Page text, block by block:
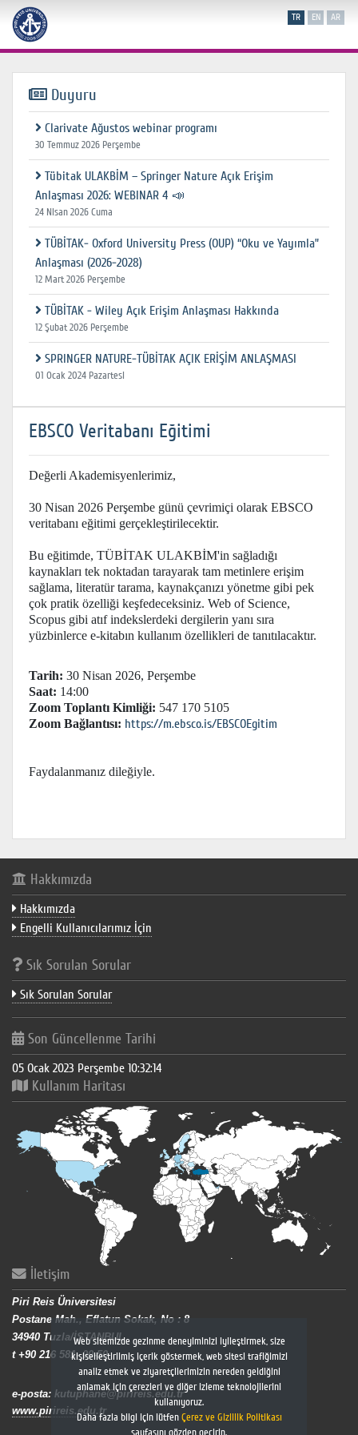
TR EN AR
Duyuru
Clarivate Ağustos webinar programı
30 Temmuz 2026 Perşembe
Tübitak ULAKBİM – Springer Nature Açık Erişim
Anlaşması 2026: WEBINAR 4 📣
24 Nisan 2026 Cuma
TÜBİTAK- Oxford University Press (OUP) “Oku ve Yayımla”
Anlaşması (2026-2028)
12 Mart 2026 Perşembe
TÜBİTAK - Wiley Açık Erişim Anlaşması Hakkında
12 Şubat 2026 Perşembe
SPRINGER NATURE-TÜBİTAK AÇIK ERİŞİM ANLAŞMASI
01 Ocak 2024 Pazartesi
EBSCO Veritabanı Eğitimi
Değerli Akademisyenlerimiz,
30 Nisan 2026 Perşembe günü çevrimiçi olarak EBSCO
veritabanı eğitimi gerçekleştirilecektir.
Bu eğitimde, TÜBİTAK ULAKBİM'in sağladığı
kaynakları tek noktadan tarayarak tam metinlere erişim
sağlama, literatür tarama, kaynakçanızı yönetme gibi pek
çok pratik özelliği keşfedeceksiniz. Web of Science,
Scopus gibi atıf indekslerdeki dergilerin yanı sıra
yüzbinlerce e-kitabın kullanım özellikleri de tanıtılacaktır.
Tarih: 30 Nisan 2026, Perşembe
Saat: 14:00
Zoom Toplantı Kimliği: 547 170 5105
Zoom Bağlantısı: https://m.ebsco.is/EBSCOEgitim
Faydalanmanız dileğiyle.
Hakkımızda
Hakkımızda
Engelli Kullanıcılarımız İçin
Sık Sorulan Sorular
Sık Sorulan Sorular
Son Güncellenme Tarihi
05 Ocak 2023 Perşembe 10:32:14
Kullanım Haritası
İletişim
Piri Reis Üniversitesi
Postane Mah., Eflatun Sokak, No : 8
34940 Tuzla/İSTANBUL
t +90 216 581- 00-50
e-posta: kutuphane@pirireis.edu.tr
www.pirireis.edu.tr
Web sitemizde gezinme deneyiminizi iyileştirmek, size
kişiselleştirilmiş içerik göstermek, web sitesi trafiğimizi
analiz etmek ve ziyaretçilerimizin nereden geldiğini
anlamak için çerezleri ve diğer izleme teknolojilerini
kullanıyoruz.
Daha fazla bilgi için lütfenÇerez ve Gizlilik Politikası